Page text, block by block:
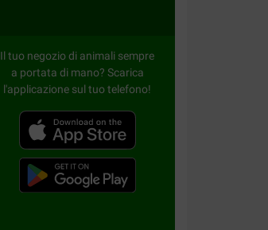
Il tuo negozio di animali sempre
a portata di mano? Scarica
l'applicazione sul tuo telefono!